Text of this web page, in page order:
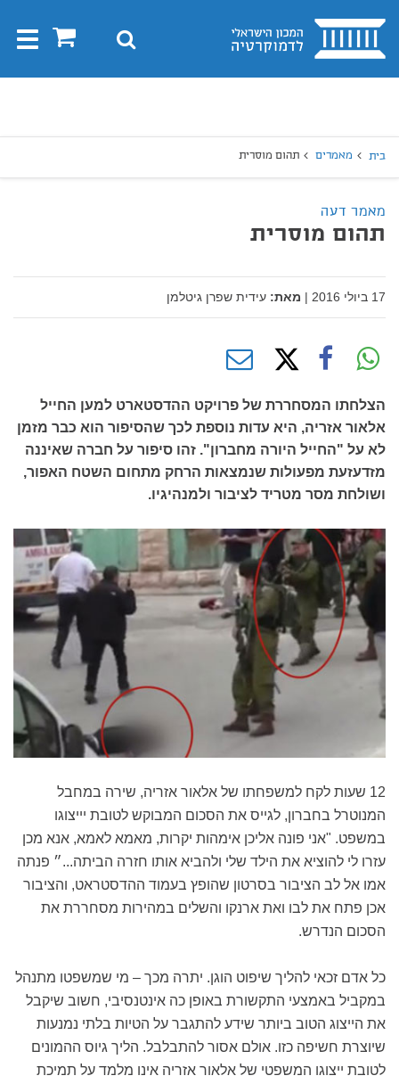
בית 0 חיפוש
בית מאמרים תהום מוסרית
מאמר דעה
תהום מוסרית
17 ביולי 2016 | מאת: עידית שפרן גיטלמן
הצלחתו המסחררת של פרויקט ההדסטארט למען החייל
אלאור אזריה, היא עדות נוספת לכך שהסיפור הוא כבר מזמן
לא על "החייל היורה מחברון". זהו סיפור על חברה שאיננה
מזדעזעת מפעולות שנמצאות הרחק מתחום השטח האפור,
ושולחת מסר מטריד לציבור ולמנהיגיו.
12 שעות לקח למשפחתו של אלאור אזריה, שירה במחבל
המנוטרל בחברון, לגייס את הסכום המבוקש לטובת יייצוגו
במשפט. "אני פונה אליכן אימהות יקרות, מאמא לאמא, אנא מכן
עזרו לי להוציא את הילד שלי ולהביא אותו חזרה הביתה...״ פנתה
אמו אל לב הציבור בסרטון שהופץ בעמוד ההדסטראט, והציבור
אכן פתח את לבו ואת ארנקו והשלים במהירות מסחררת את
הסכום הנדרש.
כל אדם זכאי להליך שיפוט הוגן. יתרה מכך – מי שמשפטו מתנהל
במקביל באמצעי התקשורת באופן כה אינטנסיבי, חשוב שיקבל
את הייצוג הטוב ביותר שידע להתגבר על הטיות בלתי נמנעות
שיוצרת חשיפה כזו. אולם אסור להתבלבל. הליך גיוס ההמונים
לטובת ייצוגו המשפטי של אלאור אזריה אינו מלמד על תמיכת